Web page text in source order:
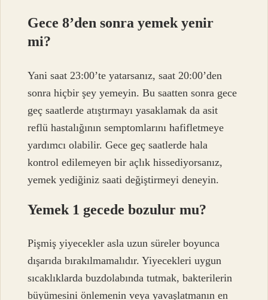
Gece 8’den sonra yemek yenir
mi?
Yani saat 23:00’te yatarsanız, saat 20:00’den
sonra hiçbir şey yemeyin. Bu saatten sonra gece
geç saatlerde atıştırmayı yasaklamak da asit
reflü hastalığının semptomlarını hafifletmeye
yardımcı olabilir. Gece geç saatlerde hala
kontrol edilemeyen bir açlık hissediyorsanız,
yemek yediğiniz saati değiştirmeyi deneyin.
Yemek 1 gecede bozulur mu?
Pişmiş yiyecekler asla uzun süreler boyunca
dışarıda bırakılmamalıdır. Yiyecekleri uygun
sıcaklıklarda buzdolabında tutmak, bakterilerin
büyümesini önlemenin veya yavaşlatmanın en